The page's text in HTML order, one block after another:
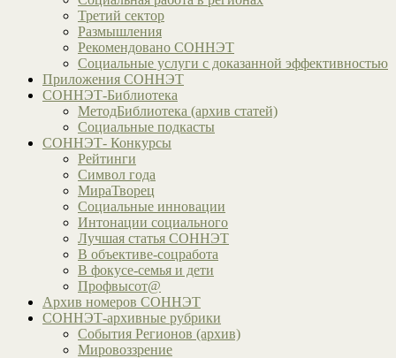
Третий сектор
Размышления
Рекомендовано СОННЭТ
Социальные услуги с доказанной эффективностью
Приложения СОННЭТ
СОННЭТ-Библиотека
МетодБиблиотека (архив статей)
Социальные подкасты
СОННЭТ- Конкурсы
Рейтинги
Символ года
МираТворец
Социальные инновации
Интонации социального
Лучшая статья СОННЭТ
В объективе-соцработа
В фокусе-семья и дети
Профвысот@
Архив номеров СОННЭТ
СОННЭТ-архивные рубрики
События Регионов (архив)
Мировоззрение